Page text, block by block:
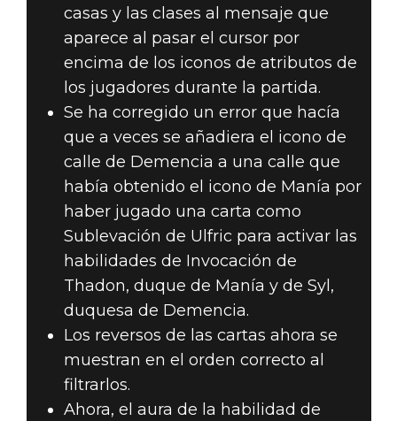
casas y las clases al mensaje que
aparece al pasar el cursor por
encima de los iconos de atributos de
los jugadores durante la partida.
Se ha corregido un error que hacía
que a veces se añadiera el icono de
calle de Demencia a una calle que
había obtenido el icono de Manía por
haber jugado una carta como
Sublevación de Ulfric para activar las
habilidades de Invocación de
Thadon, duque de Manía y de Syl,
duquesa de Demencia.
Los reversos de las cartas ahora se
muestran en el orden correcto al
filtrarlos.
Ahora, el aura de la habilidad de